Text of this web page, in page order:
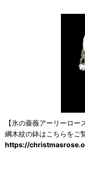
【氷の薔薇アーリーロー
綱木紋の鉢はこちらをご
https://